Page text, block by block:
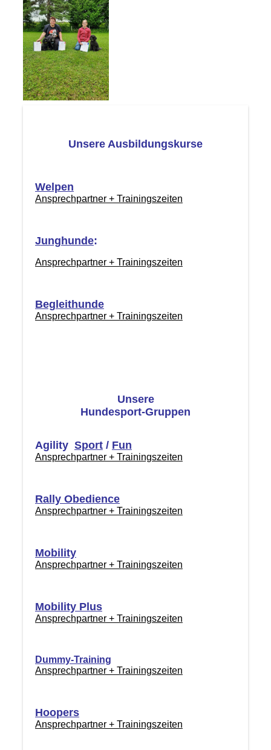
Unsere Ausbildungskurse
Welpen
Ansprechpartner + Trainingszeiten
Junghunde:
Ansprechpartner + Trainingszeiten
Begleithunde
Ansprechpartner + Trainingszeiten
Unsere
Hundesport-Gruppen
Agility Sport/ Fun
Ansprechpartner + Trainingszeiten
Rally Obedience
Ansprechpartner + Trainingszeiten
Mobility
Ansprechpartner + Trainingszeiten
Mobility Plus
Ansprechpartner + Trainingszeiten
Dummy-Training
Ansprechpartner + Trainingszeiten
Hoopers
Ansprechpartner + Trainingszeiten